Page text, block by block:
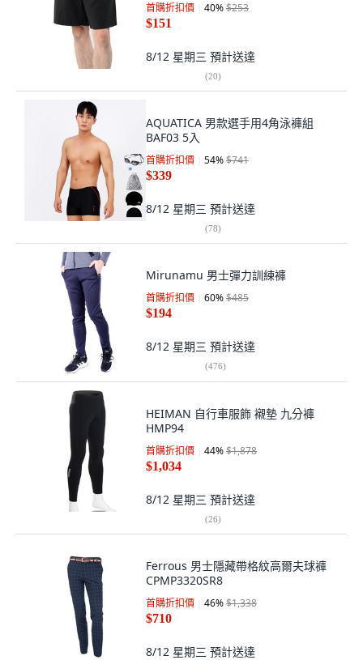
首購折扣價 40%$253
$151
8/12 星期三 預計送達
(20)
AQUATICA 男款選手用4角泳褲組
BAF03 5入
首購折扣價 54%$741
$339
8/12 星期三 預計送達
(78)
Mirunamu 男士彈力訓練褲
首購折扣價 60%$485
$194
8/12 星期三 預計送達
(476)
HEIMAN 自行車服飾 襯墊 九分褲
HMP94
首購折扣價 44%$1,878
$1,034
8/12 星期三 預計送達
(26)
Ferrous 男士隱藏帶格紋高爾夫球褲
CPMP3320SR8
首購折扣價 46%$1,338
$710
8/12 星期三 預計送達